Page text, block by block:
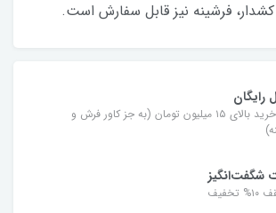
فرشینه نیز قابل‌ سفارش است.
رایگان
برای خرید بالای ۱۵ میلیون تومان (به جز کاور فرش و
شگفت‌انگیز